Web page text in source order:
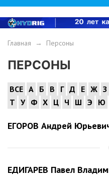
Главная → Персоны
ПЕРСОНЫ
ВСЕ А Б В Г Д Е Ж З
Т У Ф Х Ц Ч Ш Э Ю
ЕГОРОВ Андрей
ЕДИГАРЕВ Павел